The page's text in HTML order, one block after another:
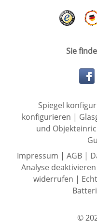
Sie
Spiegel
konfigurieren |
und
Impressum | AGB|
Analyse deaktivieren
widerrufen |
©